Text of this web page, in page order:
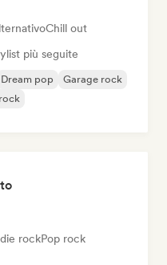
Chill out
più seguite
Dream pop
Garage rock
rockPop rock